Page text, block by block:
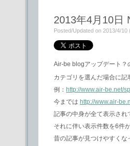
2013年4月10日
Posted/Updated on 2013/4/10
Air-be blogアップデート？
カテゴリを選んだ場合に記
例： http://www.air-be.net/
今までは http://www.air-
記事の中身が全て表示され
それに伴い表示件数を6件
昔の記事が見つけやすくな